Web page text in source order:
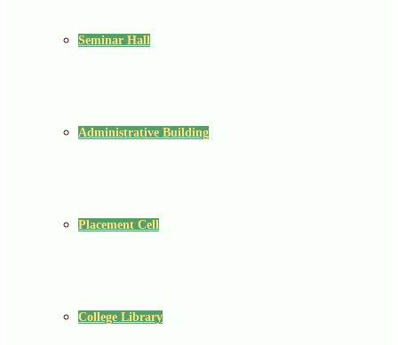
Seminar Hall
Administrative Building
Placement Cell
College Library